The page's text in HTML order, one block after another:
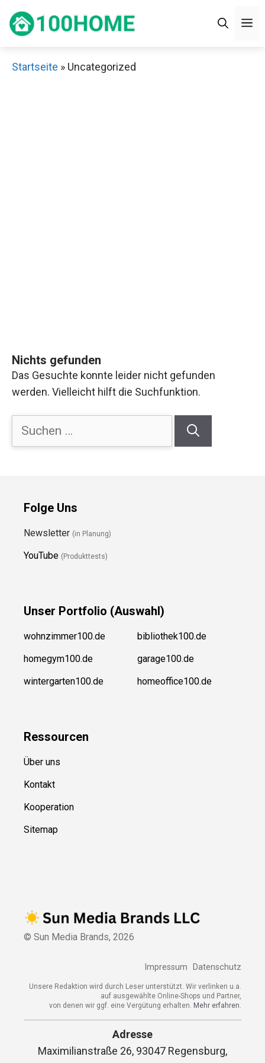
Inhalt
Startseite » Uncategorized
Nichts gefunden
Das Gesuchte konnte leider nicht gefunden
werden. Vielleicht hilft die Suchfunktion.
Folge Uns
Newsletter (in Planung)
YouTube (Produkttests)
Unser Portfolio (Auswahl)
wohnzimmer100.de
homegym100.de
wintergarten100.de
bibliothek100.de
garage100.de
homeoffice100.de
Ressourcen
Über uns
Kontakt
Kooperation
Sitemap
© Sun Media Brands, 2026
Impressum Datenschutz
Unsere Redaktion wird durch Leser unterstützt. Wir verlinken u.a.
auf ausgewählte Online-Shops und Partner,
von denen wir ggf. eine Vergütung erhalten. Mehr erfahren.
Adresse
Maximilianstraße 26, 93047 Regensburg,